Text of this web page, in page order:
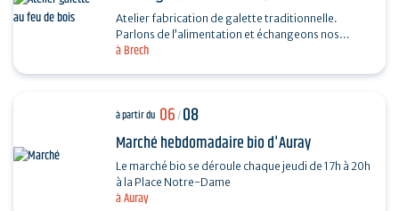
à Brech
Atelier fabrication de galette traditionnelle.
Parlons de l’alimentation et échangeons nos
recettes autour de la galette. Fabrication, cuisson
à Auray
à partir du 06/08
Marché hebdomadaire bio d'Auray
Le marché bio se déroule chaque jeudi de 17h à 20h
à la Place Notre-Dame